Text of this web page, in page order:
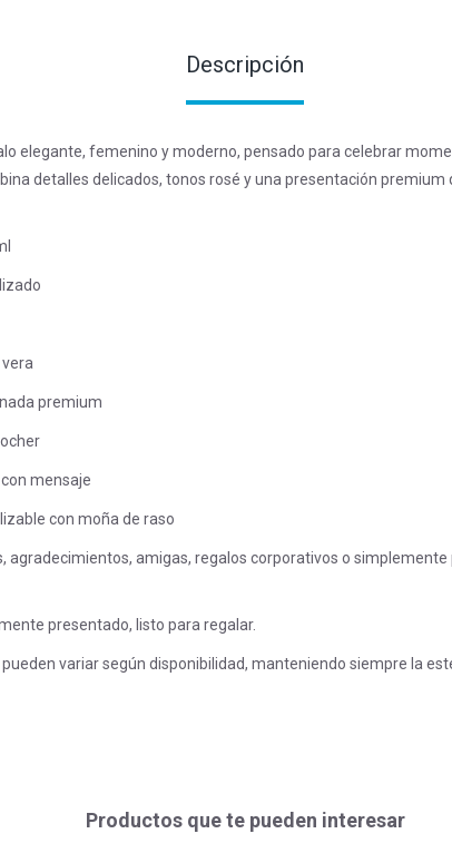
Descripción
elegante, femenino y moderno, pensado para celebrar
detalles delicados, tonos rosé y una presentación
premium
mensaje
con moña de raso
agradecimientos, amigas, regalos corporativos o
presentado, listo para regalar.
pueden variar según disponibilidad, manteniendo siempre la
Productos que te pueden interesar